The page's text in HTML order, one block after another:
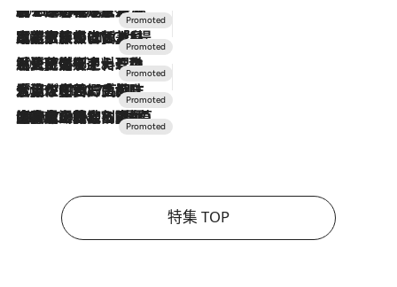
2026.8.7
【トンボの足水浴】ヒノキの香りに包まれて涼感マックス！約13℃の湧水かけ流しを避暑地「星野温泉 トンボの湯」で体験
2026.7.31
【ホテル帰省】という選択肢をOMOが提案。家族とほどよい距離を保つには「昼は実家、夜は気兼ねなくホテルで！」
2026.7.24
【夏限定ディナーコース】旬を迎える稚鮎や花ズッキーニなどをイタリア・トスカーナの郷土料理の手法で満喫！
2026.7.17
「土佐和ハーブかき氷」がOMO7高知に登場！生姜、山椒、大葉など目にも舌にも涼を呼ぶ郷土の味
2026.7.10
NEW OPEN！【界 草津】名湯の地に誕生。趣の異なる2種の温泉と上州ならではの会席・蕎麦割烹など美食を味わう究極の癒やし旅
特集 TOP